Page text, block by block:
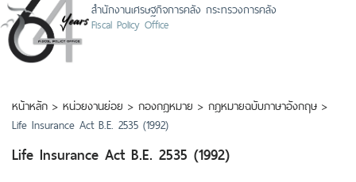
สำนักงานเศรษฐกิจการคลัง กระทรวงการคลัง
Fiscal Policy Office
หน้าหลัก > หน่วยงานย่อย > กองกฎหมาย > กฎหมายฉบับภาษาอังกฤษ >
Life Insurance Act B.E. 2535 (1992)
Life Insurance Act B.E. 2535 (1992)